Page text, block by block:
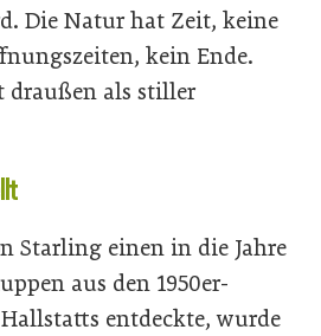
Die Natur hat Zeit, keine
kein Ende.
draußen als stiller
Starling einen in die Jahre
aus den 1950er-
entdeckte, wurde